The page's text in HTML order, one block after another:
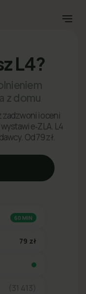
L4?
z domu
zadzwoni i oceni
e‑ZLA. L4
Od 79 zł.
60 MIN
79 zł
(31 413)